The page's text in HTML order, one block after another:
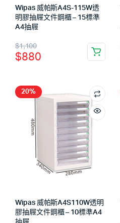
Wipas 威帕斯A4S-115W透
明膠抽屜文件鋼櫃 – 15標準
A4抽屜
$1,100
$880
20%
Wipas 威帕斯A4S110W透明
膠抽屜文件鋼櫃 – 10標準A4